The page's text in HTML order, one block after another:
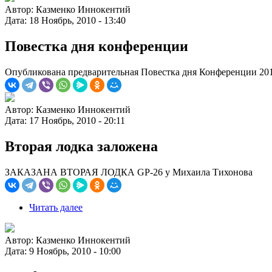
Автор: Казменко Иннокентий
Дата: 18 Ноябрь, 2010 - 13:40
Повестка дня конференции
Опубликована предварительная Повестка дня Конференции
Автор: Казменко Иннокентий
Дата: 17 Ноябрь, 2010 - 20:11
Вторая лодка заложена
ЗАКАЗАНА ВТОРАЯ ЛОДКА GP-26 у Михаила Тихонова
Читать далее
Автор: Казменко Иннокентий
Дата: 9 Ноябрь, 2010 - 10:00